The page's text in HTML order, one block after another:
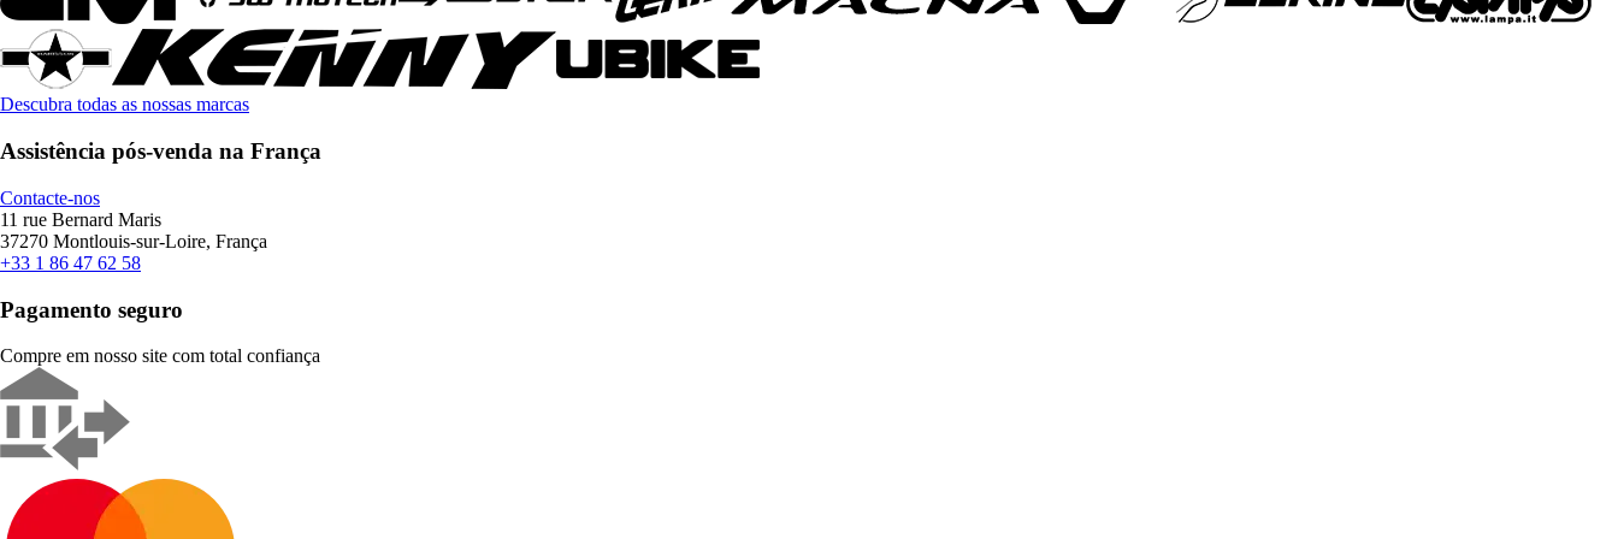
Descubra todas as nossas marcas
Assistência pós-venda na França
Contacte-nos
11 rue Bernard Maris
37270 Montlouis-sur-Loire, França
+33 1 86 47 62 58
Pagamento seguro
Compre em nosso site com total confiança